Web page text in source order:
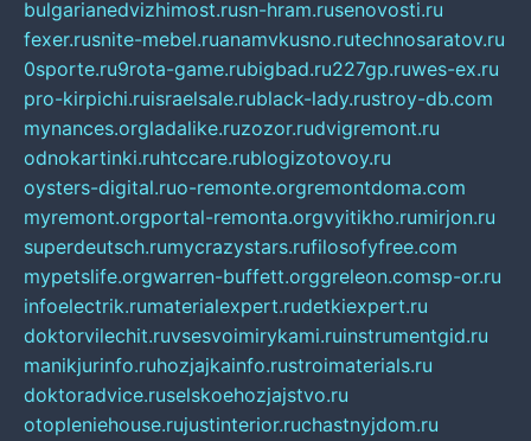
bulgarianedvizhimost.rusn-hram.rusenovosti.ru
fexer.rusnite-mebel.ruanamvkusno.rutechnosaratov.ru
0sporte.ru9rota-game.rubigbad.ru227gp.ruwes-ex.ru
pro-kirpichi.ruisraelsale.rublack-lady.rustroy-db.com
mynances.orgladalike.ruzozor.rudvigremont.ru
odnokartinki.ruhtccare.rublogizotovoy.ru
oysters-digital.ruo-remonte.orgremontdoma.com
myremont.orgportal-remonta.orgvyitikho.rumirjon.ru
superdeutsch.rumycrazystars.rufilosofyfree.com
mypetslife.orgwarren-buffett.orggreleon.comsp-or.ru
infoelectrik.rumaterialexpert.rudetkiexpert.ru
doktorvilechit.ruvsesvoimirykami.ruinstrumentgid.ru
manikjurinfo.ruhozjajkainfo.rustroimaterials.ru
doktoradvice.ruselskoehozjajstvo.ru
otopleniehouse.rujustinterior.ruchastnyjdom.ru